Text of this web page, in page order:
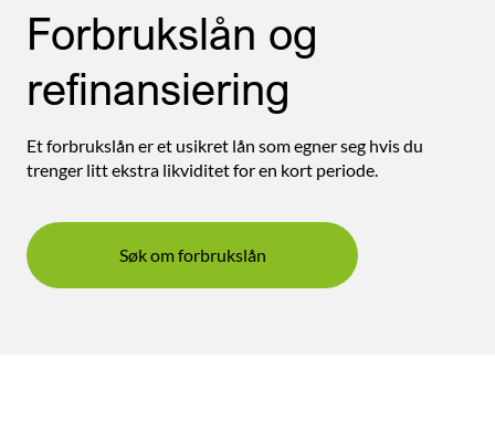
Forbrukslån og
refinansiering
Et forbrukslån er et usikret lån som egner seg hvis du
trenger litt ekstra likviditet for en kort periode.
Søk om forbrukslån